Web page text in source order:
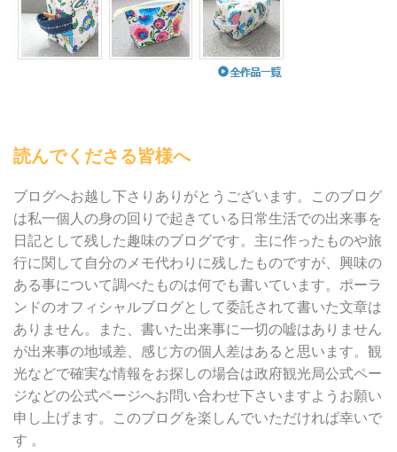
読んでくださる皆様へ
ブログへお越し下さりありがとうございます。このブログ
は私一個人の身の回りで起きている日常生活での出来事を
日記として残した趣味のブログです。主に作ったものや旅
行に関して自分のメモ代わりに残したものですが、興味の
ある事について調べたものは何でも書いています。ポーラ
ンドのオフィシャルブログとして委託されて書いた文章は
ありません。また、書いた出来事に一切の嘘はありません
が出来事の地域差、感じ方の個人差はあると思います。観
光などで確実な情報をお探しの場合は政府観光局公式ペー
ジなどの公式ページへお問い合わせ下さいますようお願い
申し上げます。このブログを楽しんでいただければ幸いで
す 。